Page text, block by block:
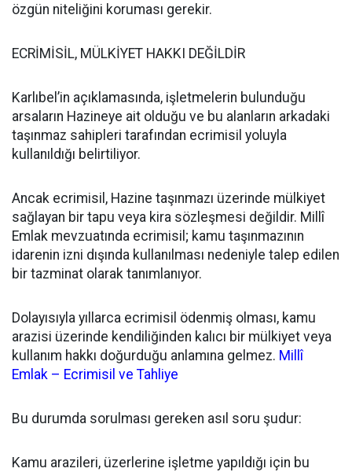
özgün niteliğini koruması gerekir.
ECRİMİSİL, MÜLKİYET HAKKI DEĞİLDİR
Karlıbel’in açıklamasında, işletmelerin bulunduğu
arsaların Hazineye ait olduğu ve bu alanların arkadaki
taşınmaz sahipleri tarafından ecrimisil yoluyla
kullanıldığı belirtiliyor.
Ancak ecrimisil, Hazine taşınmazı üzerinde mülkiyet
sağlayan bir tapu veya kira sözleşmesi değildir. Millî
Emlak mevzuatında ecrimisil; kamu taşınmazının
idarenin izni dışında kullanılması nedeniyle talep edilen
bir tazminat olarak tanımlanıyor.
Dolayısıyla yıllarca ecrimisil ödenmiş olması, kamu
arazisi üzerinde kendiliğinden kalıcı bir mülkiyet veya
kullanım hakkı doğurduğu anlamına gelmez. Millî
Emlak – Ecrimisil ve Tahliye
Bu durumda sorulması gereken asıl soru şudur:
Kamu arazileri, üzerlerine işletme yapıldığı için bu